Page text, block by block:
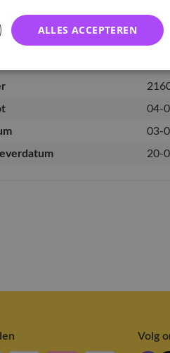
04-
03-
20-
Volg
ALLES ACCEPTEREN